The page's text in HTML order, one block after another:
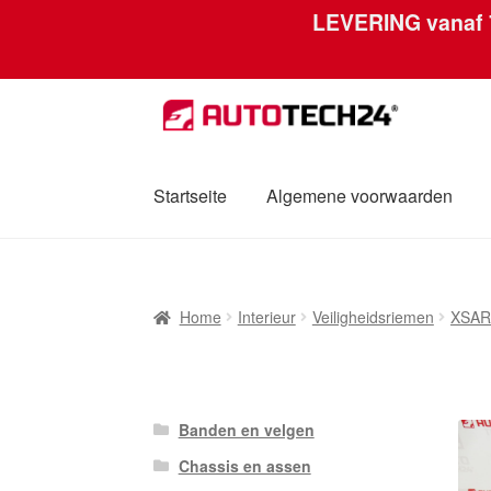
LEVERING vanaf
Skip
to
Skip
to
Startseite Algemene voorwaarden
Mijn accountOver onsPrivacybeleid
Home Interieur Veiligheidsriemen
Banden en velgen
Chassis en assen